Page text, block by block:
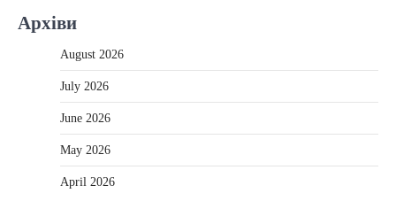
Архіви
August 2026
July 2026
June 2026
May 2026
April 2026